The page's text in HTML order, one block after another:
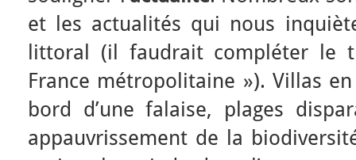
et les actualités qui nous
littoral (il faudrait compléter
France métropolitaine »). Villas
bord d’une falaise, plages
appauvrissement de la